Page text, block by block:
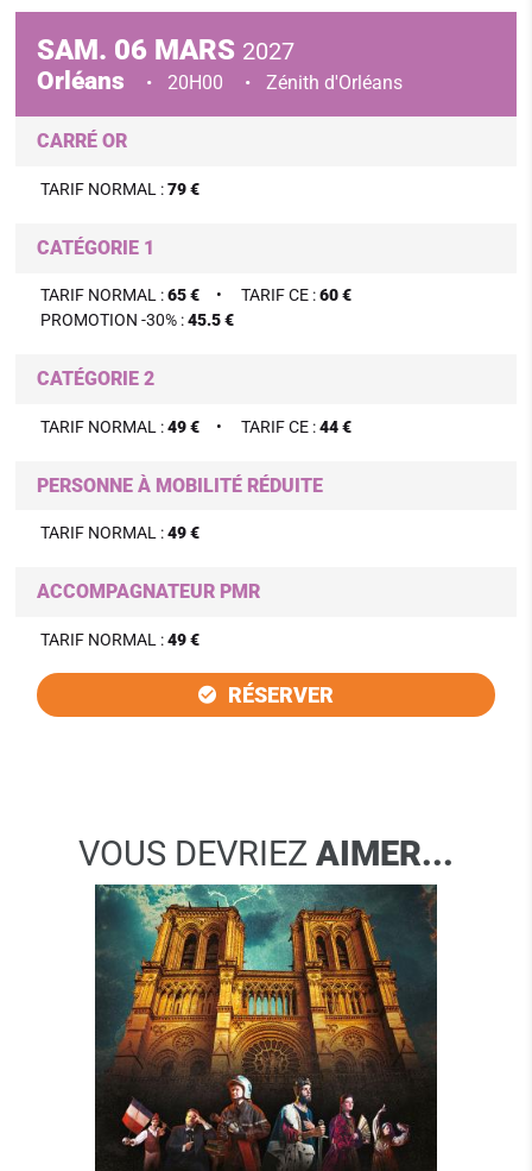
SAM. 06 MARS 2027
Orléans
20H00 Zénith d'Orléans
CARRÉ OR
TARIF NORMAL :79 €
CATÉGORIE 1
TARIF NORMAL :65 € TARIF CE :60 €
PROMOTION -30% :45.5 €
CATÉGORIE 2
TARIF NORMAL :49 € TARIF CE :44 €
PERSONNE À MOBILITÉ RÉDUITE
TARIF NORMAL :49 €
ACCOMPAGNATEUR PMR
TARIF NORMAL :49 €
RÉSERVER
VOUS DEVRIEZ AIMER...